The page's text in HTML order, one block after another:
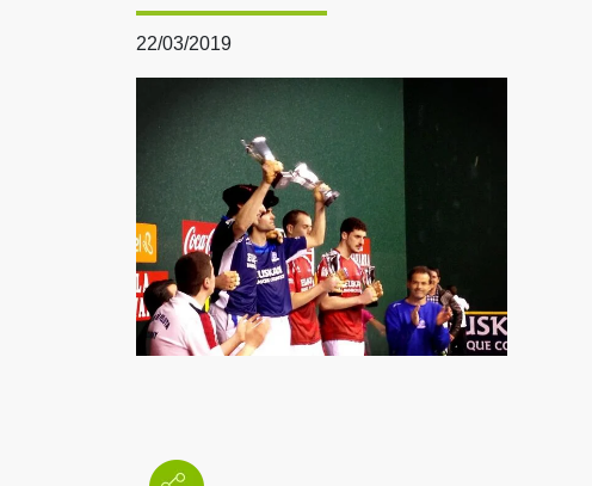
22/03/2019